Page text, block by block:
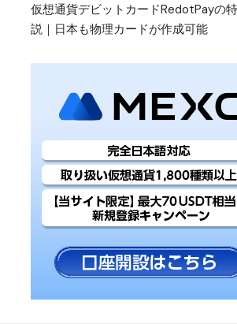
仮想通貨デビットカードRedotPayの
説｜日本も物理カードが作成可能